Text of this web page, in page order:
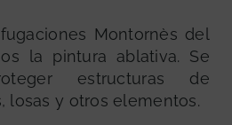
Montornès del
la pintura ablativa. Se
estructuras de
losas y otros elementos.